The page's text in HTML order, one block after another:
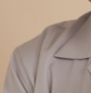
1.本服務係由「台灣大
用戶於交易時，得透過
買賣價金債權讓與本
2.基於同意付款使用「
資料（包含姓名、電話
由本公司與您本人進
3.完整用戶服務條款，
※ 請注意：結帳手續完
購買商品的店家。未經
後付繳納相關費用。
※ 交易是否成功請以「
是否繳費成功／繳費後
客戶支援中心」https://
【注意事項】
付款後萊爾富取貨
每筆NT$122
7-11取貨付款